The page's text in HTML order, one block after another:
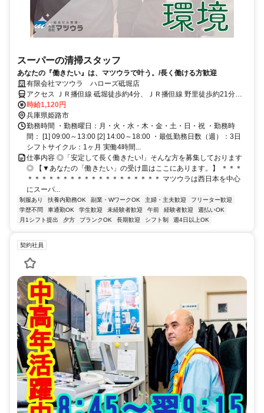
スーパーの清掃スタッフ
あなたの『働きたい』は、マツウラで叶う。/長く働ける方歓迎
有限会社マツウラ ハローズ砥堀店
アクセス ＪＲ播但線 砥堀徒歩約4分、ＪＲ播但線 野里徒歩約21分、
ＪＲ播但線 仁豊野徒歩約32分
時給1,120円
兵庫県姫路市
勤務時間 ・勤務曜日：月・火・水・木・金・土・日・祝 ・勤務時
間： [1] 09:00～13:00 [2] 14:00～18:00 ・最低勤務日数（週）：3日
シフトサイクル：1ヶ月 実働4時間...
仕事内容 ◎「安定して長く働きたい!」そんな方を募集しております
◎ 【▼あなたの「働きたい」の受け皿はここにあります。】 ＊＊＊
＊＊＊＊＊＊＊＊＊＊＊＊＊＊＊＊＊＊＊ マツウラは西日本を中心
にスーパ...
制服あり 扶養内勤務OK 副業・WワークOK 主婦・主夫歓迎
フリーター歓迎
学歴不問
車通勤OK 学生歓迎 未経験者歓迎 午前 経験者歓迎
週払いOK
月1シフト提出
夕方 ブランクOK 長期歓迎 シフト制 週4日以上OK
契約社員